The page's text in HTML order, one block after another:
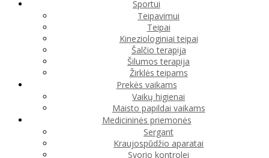
Sportui
Teipavimui
Teipai
Kineziologiniai teipai
Šalčio terapija
Šilumos terapija
Žirklės teipams
Prekės vaikams
Vaikų higienai
Maisto papildai vaikams
Medicininės priemonės
Sergant
Kraujospūdžio aparatai
Svorio kontrolei